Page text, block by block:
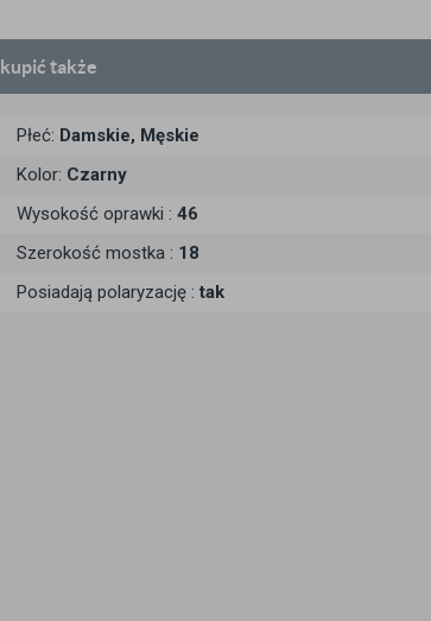
kupić także
Płeć: Damskie, Męskie
Kolor: Czarny
Wysokość oprawki : 46
Szerokość mostka : 18
Posiadają polaryzację : tak